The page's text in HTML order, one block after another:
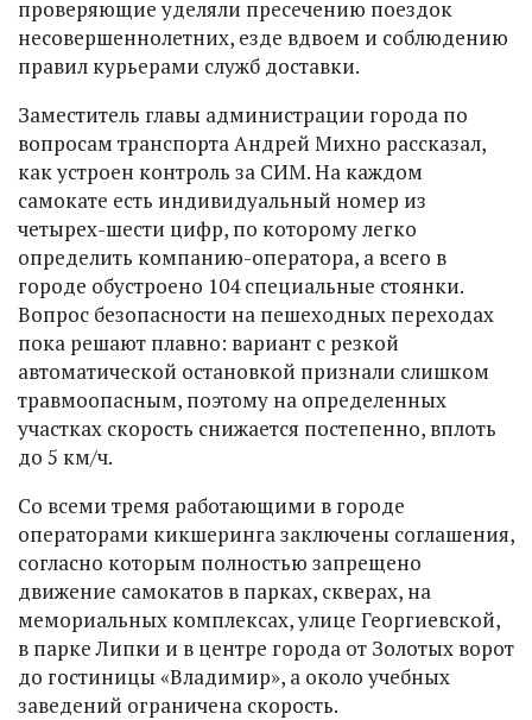
проверяющие уделяли пресечению поездок
несовершеннолетних, езде вдвоем и соблюдению
правил курьерами служб доставки.
Заместитель главы администрации города по
вопросам транспорта Андрей Михно рассказал,
как устроен контроль за СИМ. На каждом
самокате есть индивидуальный номер из
четырех-шести цифр, по которому легко
определить компанию-оператора, а всего в
городе обустроено 104 специальные стоянки.
Вопрос безопасности на пешеходных переходах
пока решают плавно: вариант с резкой
автоматической остановкой признали слишком
травмоопасным, поэтому на определенных
участках скорость снижается постепенно, вплоть
до 5 км/ч.
Со всеми тремя работающими в городе
операторами кикшеринга заключены соглашения,
согласно которым полностью запрещено
движение самокатов в парках, скверах, на
мемориальных комплексах, улице Георгиевской,
в парке Липки и в центре города от Золотых ворот
до гостиницы «Владимир», а около учебных
заведений ограничена скорость.